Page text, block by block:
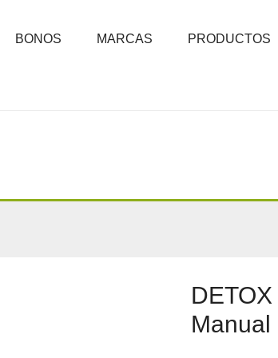
BONOS MARCAS PRODUCTOS
Manual